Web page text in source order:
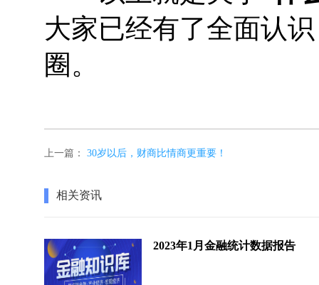
大家已经有了全面认
圈。
上一篇： 30岁以后，财商比情商更重要！
相关资讯
2023年1月金融统计数据报告